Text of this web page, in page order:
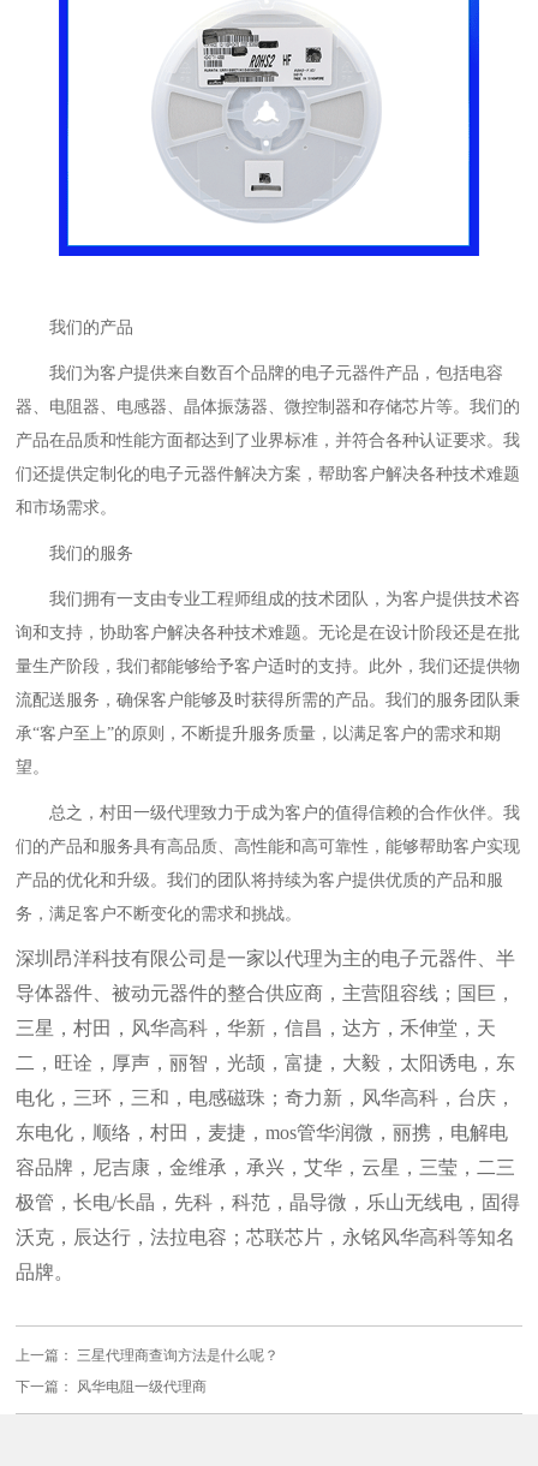
我们的产品
我们为客户提供来自数百个品牌的电子元器件产品，包括电容
器、电阻器、电感器、晶体振荡器、微控制器和存储芯片等。我们的
产品在品质和性能方面都达到了业界标准，并符合各种认证要求。我
们还提供定制化的电子元器件解决方案，帮助客户解决各种技术难题
和市场需求。
我们的服务
我们拥有一支由专业工程师组成的技术团队，为客户提供技术咨
询和支持，协助客户解决各种技术难题。无论是在设计阶段还是在批
量生产阶段，我们都能够给予客户适时的支持。此外，我们还提供物
流配送服务，确保客户能够及时获得所需的产品。我们的服务团队秉
承“客户至上”的原则，不断提升服务质量，以满足客户的需求和期
望。
总之，村田一级代理致力于成为客户的值得信赖的合作伙伴。我
们的产品和服务具有高品质、高性能和高可靠性，能够帮助客户实现
产品的优化和升级。我们的团队将持续为客户提供优质的产品和服
务，满足客户不断变化的需求和挑战。
深圳昂洋科技有限公司是一家以代理为主的电子元器件、半
导体器件、被动元器件的整合供应商，主营阻容线；国巨，
三星，村田，风华高科，华新，信昌，达方，禾伸堂，天
二，旺诠，厚声，丽智，光颉，富捷，大毅，太阳诱电，东
电化，三环，三和，电感磁珠；奇力新，风华高科，台庆，
东电化，顺络，村田，麦捷，mos管华润微，丽携，电解电
容品牌，尼吉康，金维承，承兴，艾华，云星，三莹，二三
极管，长电/长晶，先科，科范，晶导微，乐山无线电，固得
沃克，辰达行，法拉电容；芯联芯片，永铭风华高科等知名
品牌。
上一篇： 三星代理商查询方法是什么呢？
下一篇： 风华电阻一级代理商